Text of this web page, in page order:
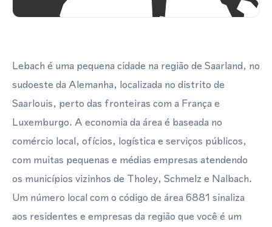
Lebach é uma pequena cidade na região de Saarland, no
sudoeste da Alemanha, localizada no distrito de
Saarlouis, perto das fronteiras com a França e
Luxemburgo. A economia da área é baseada no
comércio local, ofícios, logística e serviços públicos,
com muitas pequenas e médias empresas atendendo
os municípios vizinhos de Tholey, Schmelz e Nalbach.
Um número local com o código de área 6881 sinaliza
aos residentes e empresas da região que você é um